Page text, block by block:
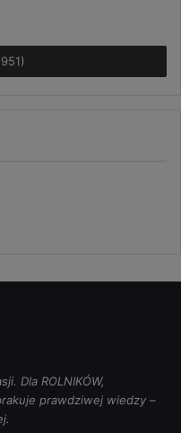
Dla ROLNIKÓW,
prawdziwej wiedzy –